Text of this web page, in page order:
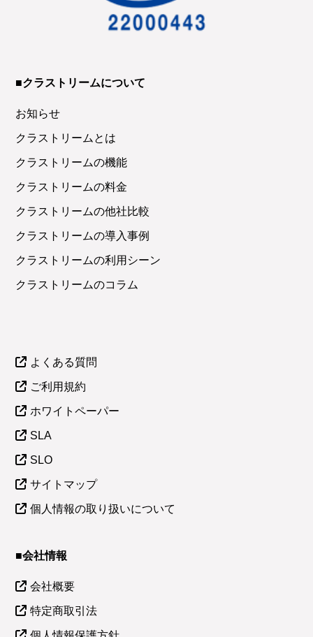
■クラストリームについて
お知らせ
クラストリームとは
クラストリームの機能
クラストリームの料金
クラストリームの他社比較
クラストリームの導入事例
クラストリームの利用シーン
クラストリームのコラム
よくある質問
ご利用規約
ホワイトペーパー
SLA
SLO
サイトマップ
個人情報の取り扱いについて
■会社情報
会社概要
特定商取引法